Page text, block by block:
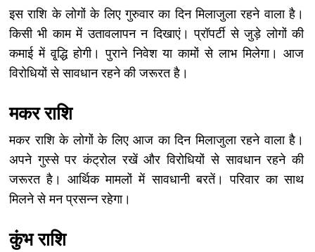
इस राशि के लोगों के लिए गुरुवार का दिन मिलाजुला रहने वाला है।
किसी भी काम में उतावलापन न दिखाएं। प्रॉपर्टी से जुड़े लोगों की
कमाई में वृ्द्धि होगी। पुराने निवेश या कामों से लाभ मिलेगा। आज
विरोधियों से सावधान रहने की जरूरत है।
मकर राशि
मकर राशि के लोगों के लिए आज का दिन मिलाजुला रहने वाला है।
अपने गुस्से पर कंट्रोल रखें और विरोधियों से सावधान रहने की
जरूरत है। आर्थिक मामलों में सावधानी बरतें। परिवार का साथ
मिलने से मन प्रसन्न रहेगा।
कुंभ राशि